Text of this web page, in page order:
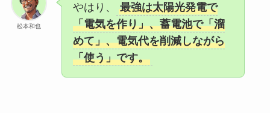
松本和也
やはり、
最強は太陽光発電で
「電気を作り」、蓄電池で「溜
めて」、電気代を削減しながら
「使う」です。